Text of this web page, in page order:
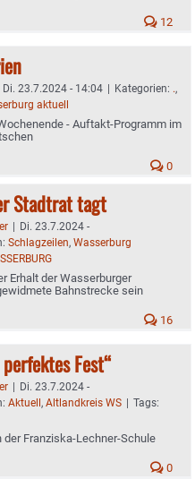
12
Di. 23.7.2024 - 14:04 | Kategorien: .,
aktuell
- Auftakt-Programm im
0
Stadtrat tagt
| Di. 23.7.2024 -
Schlagzeilen, Wasserburg
Erhalt der Wasserburger
Bahnstrecke sein
16
Fest“
| Di. 23.7.2024 -
Aktuell, Altlandkreis WS | Tags:
der Franziska-Lechner-Schule
0